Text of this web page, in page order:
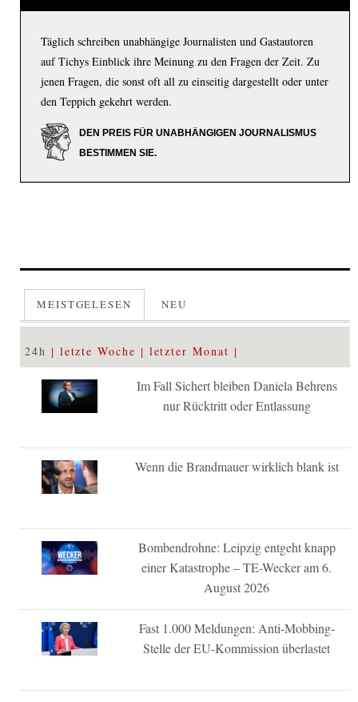
Täglich schreiben unabhängige Journalisten und Gastautoren
auf Tichys Einblick ihre Meinung zu den Fragen der Zeit. Zu
jenen Fragen, die sonst oft all zu einseitig dargestellt oder unter
den Teppich gekehrt werden.
DEN PREIS FÜR UNABHÄNGIGEN JOURNALISMUS
BESTIMMEN SIE.
MEISTGELESEN NEU
24h letzte Woche letzter Monat
Im Fall Sichert bleiben Daniela Behrens
nur Rücktritt oder Entlassung
Wenn die Brandmauer wirklich blank ist
Bombendrohne: Leipzig entgeht knapp
einer Katastrophe – TE-Wecker am 6.
August 2026
Fast 1.000 Meldungen: Anti-Mobbing-
Stelle der EU-Kommission überlastet